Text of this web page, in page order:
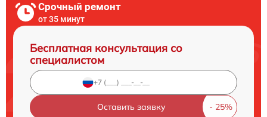
Срочный ремонт
от 35 минут
Бесплатная консультация со
специалистом
Оставить заявку